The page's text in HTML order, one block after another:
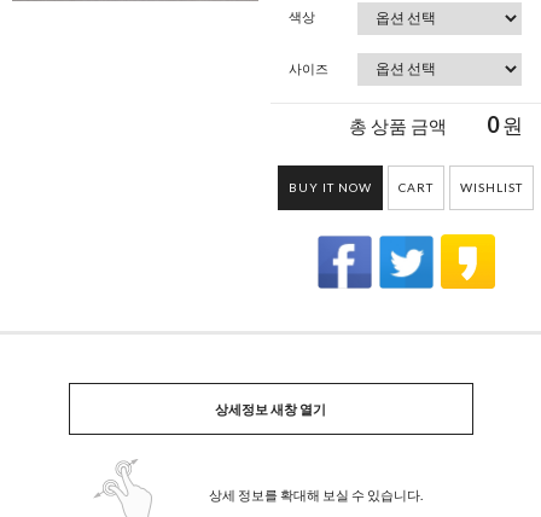
색상
사이즈
총 상품 금액 0원
BUY IT NOW CART WISHLIST
상세정보 새창 열기
상세 정보를 확대해 보실 수 있습니다.